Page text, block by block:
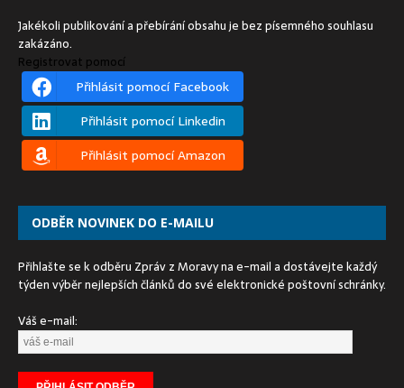
Jakékoli publikování a přebírání obsahu je bez písemného souhlasu
zakázáno.
Registrovat pomocí
Přihlásit pomocí Facebook
Přihlásit pomocí Linkedin
Přihlásit pomocí Amazon
ODBĚR NOVINEK DO E-MAILU
Přihlašte se k odběru Zpráv z Moravy na e-mail a dostávejte každý
týden výběr nejlepších článků do své elektronické poštovní schránky.
Váš e-mail: